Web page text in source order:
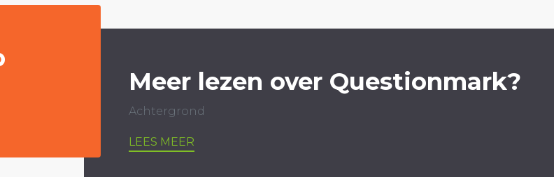
Meer lezen over Questionmark?
Achtergrond
LEES MEER